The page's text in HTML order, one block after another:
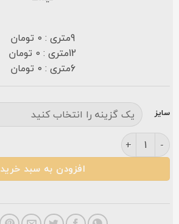
9متری : 0 تومان
12متری : 0 تومان
6متری : 0 تومان
سایز
فرش مشهد ۷۰۰ شانه کد ۷۰۲۰۸۰ سرمه ای عدد
افزودن به سبد خرید